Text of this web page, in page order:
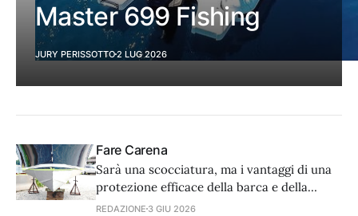
Master 699 Fishing
JURY PERISSOTTO2 LUG 2026
Fare Carena
Sarà una scocciatura, ma i vantaggi di una
protezione efficace della barca e della
prevenzione dell'incrostazione dello scafo
REDAZIONE 3 GIU 2026